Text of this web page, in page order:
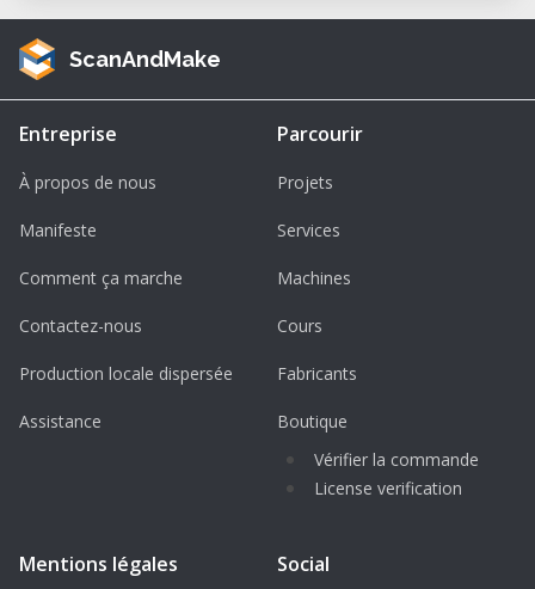
ScanAndMake
Entreprise
À propos de nous
Manifeste
Comment ça marche
Contactez-nous
Production locale dispersée
Assistance
Parcourir
Projets
Services
Machines
Cours
Fabricants
Boutique
Vérifier la commande
License verification
Mentions légales Social